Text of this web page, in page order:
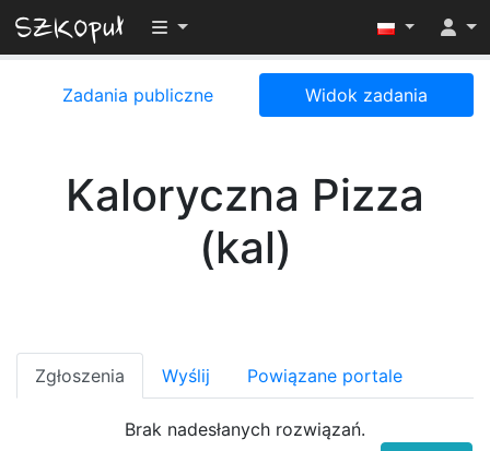
Przełącz widoczność menu
Zadania publiczne Widok zadania
Kaloryczna Pizza
(kal)
Zgłoszenia Wyślij Powiązane portale
Brak nadesłanych rozwiązań.